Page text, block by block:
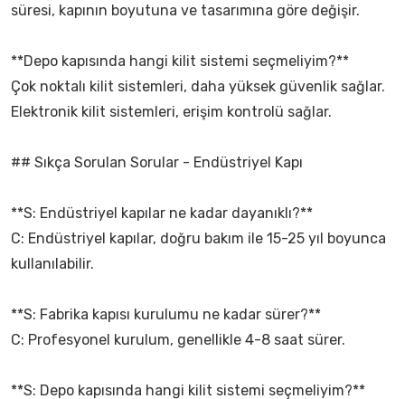
süresi, kapının boyutuna ve tasarımına göre değişir.
**Depo kapısında hangi kilit sistemi seçmeliyim?**
Çok noktalı kilit sistemleri, daha yüksek güvenlik sağlar.
Elektronik kilit sistemleri, erişim kontrolü sağlar.
## Sıkça Sorulan Sorular - Endüstriyel Kapı
**S: Endüstriyel kapılar ne kadar dayanıklı?**
C: Endüstriyel kapılar, doğru bakım ile 15-25 yıl boyunca
kullanılabilir.
**S: Fabrika kapısı kurulumu ne kadar sürer?**
C: Profesyonel kurulum, genellikle 4-8 saat sürer.
**S: Depo kapısında hangi kilit sistemi seçmeliyim?**